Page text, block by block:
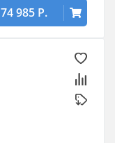
74 985 Р.